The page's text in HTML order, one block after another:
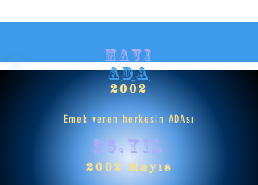
mavi
ADA
2002
Emek veren herkesin ADAsı
25.yıl
2002 Mayıs